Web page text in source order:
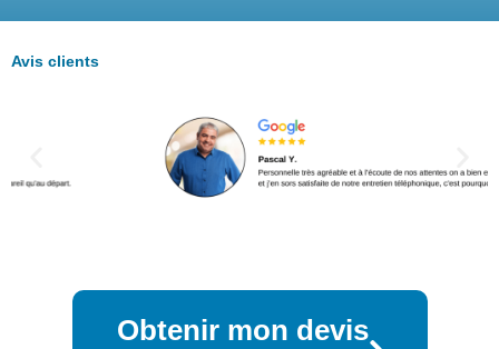
Avis clients
Obtenir mon devis